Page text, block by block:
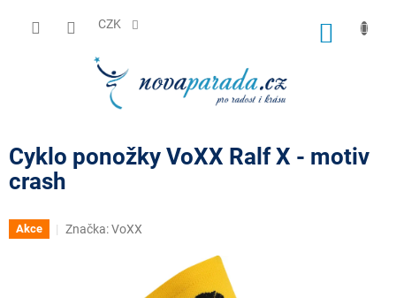
CZK
Cyklo ponožky VoXX Ralf X - motiv
crash
Akce Značka:VoXX